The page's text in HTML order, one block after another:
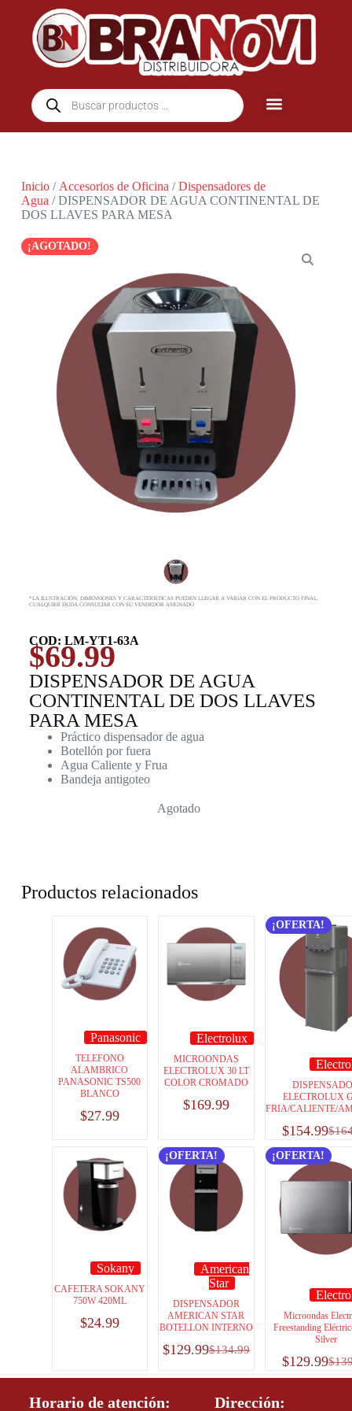
Inicio/ Accesorios de Oficina /Dispensadores de
Agua / DISPENSADOR DE AGUA CONTINENTAL DE
DOS LLAVES PARA MESA
¡AGOTADO!
*LA ILUSTRACIÓN, DIMENSIONES Y CARACTERISTICAS PUEDEN LLEGAR A VARIAR CON EL PRODUCTO FINAL,
CUALQUIER DUDA CONSULTAR CON SU VENDEDOR ASIGNADO
COD: LM-YT1-63A
$69.99
DISPENSADOR DE AGUA
CONTINENTAL DE DOS LLAVES
PARA MESA
Práctico dispensador de agua
Botellón por fuera
Agua Caliente y Frua
Bandeja antigoteo
Agotado
Productos relacionados
Panasonic
TELEFONO
ALAMBRICO
PANASONIC TS500
BLANCO
$27.99
Electrolux
MICROONDAS
ELECTROLUX 30 LT
COLOR CROMADO
$169.99
¡OFERTA!
ELECTROLUX
FRIA/CALIENTE/
$
$154.99
Sokany
CAFETERA SOKANY
750W 420ML
$24.99
¡OFERTA!
American
Star
DISPENSADOR
AMERICAN STAR
BOTELLON INTERNO
$134.99
$129.99
¡OFERTA!
Microondas
Freestanding
Silver
$
$129.99
Horario de atención: Dirección: